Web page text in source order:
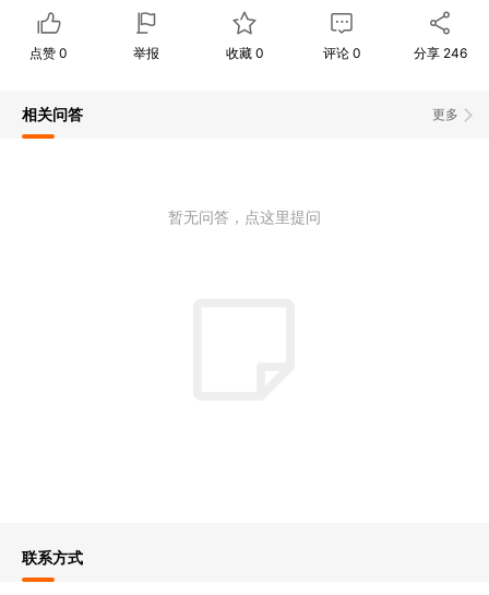
点赞0 举报 收藏 0 评论0 分享 246
更多
相关问答
暂无问答，点这里提问
联系方式